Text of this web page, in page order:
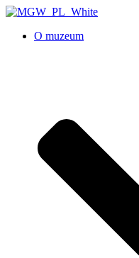
O muzeum